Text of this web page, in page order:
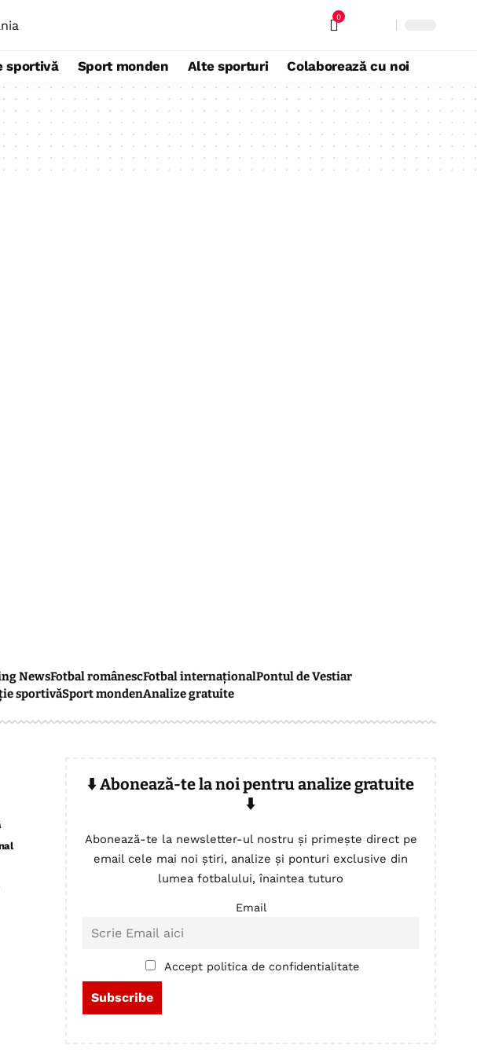
0
sportivă Sport monden Alte sporturi Colaborează cu noi
NewsFotbal românescFotbal internaționalPontul de Vestiar
sportivăSport mondenAnalize gratuite
⬇️ Abonează-te la noi pentru analize gratuite
⬇️
Abonează-te la newsletter-ul nostru și primește direct pe
email cele mai noi știri, analize și ponturi exclusive din
lumea fotbalului, înaintea tuturo
Email
Accept politica de confidentialitate